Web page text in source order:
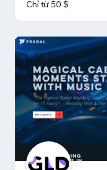
Chỉ từ 50 $